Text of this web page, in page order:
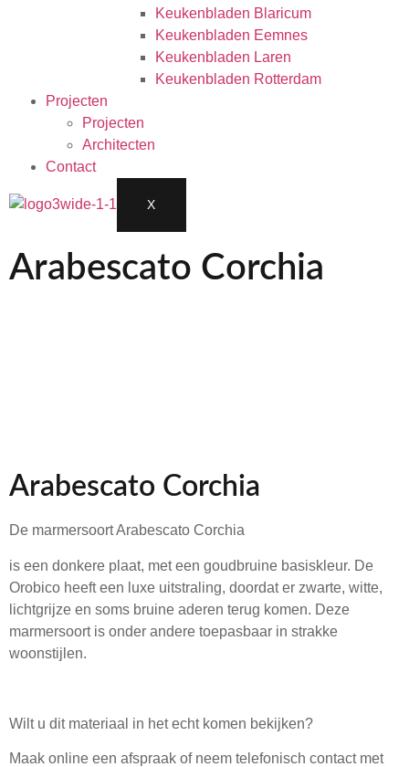
Keukenbladen Blaricum
Keukenbladen Eemnes
Keukenbladen Laren
Keukenbladen Rotterdam
Projecten
Projecten
Architecten
Contact
X
Arabescato Corchia
Arabescato Corchia
De marmersoort Arabescato Corchia
is een donkere plaat, met een goudbruine basiskleur. De
Orobico heeft een luxe uitstraling, doordat er zwarte, witte,
lichtgrijze en soms bruine aderen terug komen. Deze
marmersoort is onder andere toepasbaar in strakke
woonstijlen.
Wilt u dit materiaal in het echt komen bekijken?
Maak online een afspraak of neem telefonisch contact met